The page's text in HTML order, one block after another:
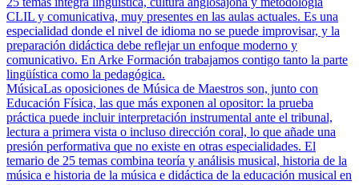
CLIL y comunicativa, muy presentes en las aulas actuales. Es una
especialidad donde el nivel de idioma no se puede improvisar, y la
preparación didáctica debe reflejar un enfoque moderno y
comunicativo. En Arke Formación trabajamos contigo tanto la parte
lingüística como la pedagógica.
MúsicaLas oposiciones de Música de Maestros son, junto con
Educación Física, las que más exponen al opositor: la prueba
práctica puede incluir interpretación instrumental ante el tribunal,
lectura a primera vista o incluso dirección coral, lo que añade una
presión performativa que no existe en otras especialidades. El
temario de 25 temas combina teoría y análisis musical, historia de la
música e historia de la música e didáctica de la educación musical en